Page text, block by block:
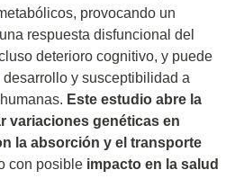
provocando un
respuesta disfuncional del
deterioro cognitivo, y puede
y susceptibilidad a
Este estudio abre la
variaciones genéticas en
la absorción y el transporte
con posible impacto en la salud